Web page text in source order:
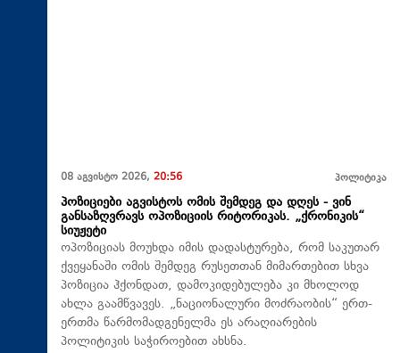
08 აგვისტო 2026, 20:56 პოლიტიკა
პოზიციები აგვისტოს ომის შემდეგ და დღეს - ვინ
განსაზღვრავს ოპოზიციის რიტორიკას. „ქრონიკის“
სიუჟეტი
ოპოზიციას მოუხდა იმის დადასტურება, რომ საკუთარ
ქვეყანაში ომის შემდეგ რუსეთთან მიმართებით სხვა
პოზიცია ჰქონდათ, დამოკიდებულება კი მხოლოდ
ახლა გაამწვავეს. „ნაციონალური მოძრაობის“ ერთ-
ერთმა წარმომადგენელმა ეს არაღიარების
პოლიტიკის საჭიროებით ახსნა.